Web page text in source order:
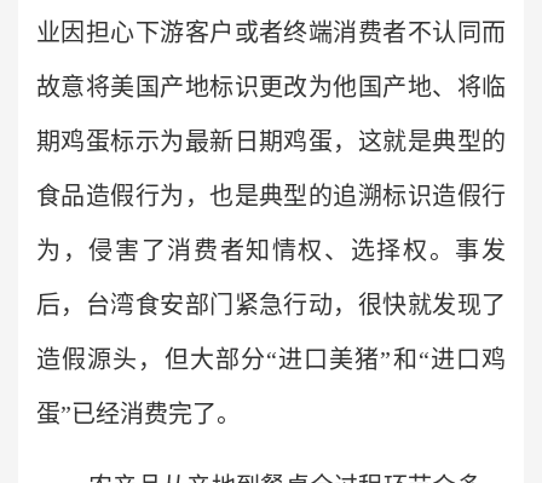
业因担心下游客户或者终端消费者不认同而
故意将美国产地标识更改为他国产地、将临
期鸡蛋标示为最新日期鸡蛋，这就是典型的
食品造假行为，也是典型的追溯标识造假行
为，侵害了消费者知情权、选择权。事发
后，台湾食安部门紧急行动，很快就发现了
造假源头，但大部分“进口美猪”和“进口鸡
蛋”已经消费完了。